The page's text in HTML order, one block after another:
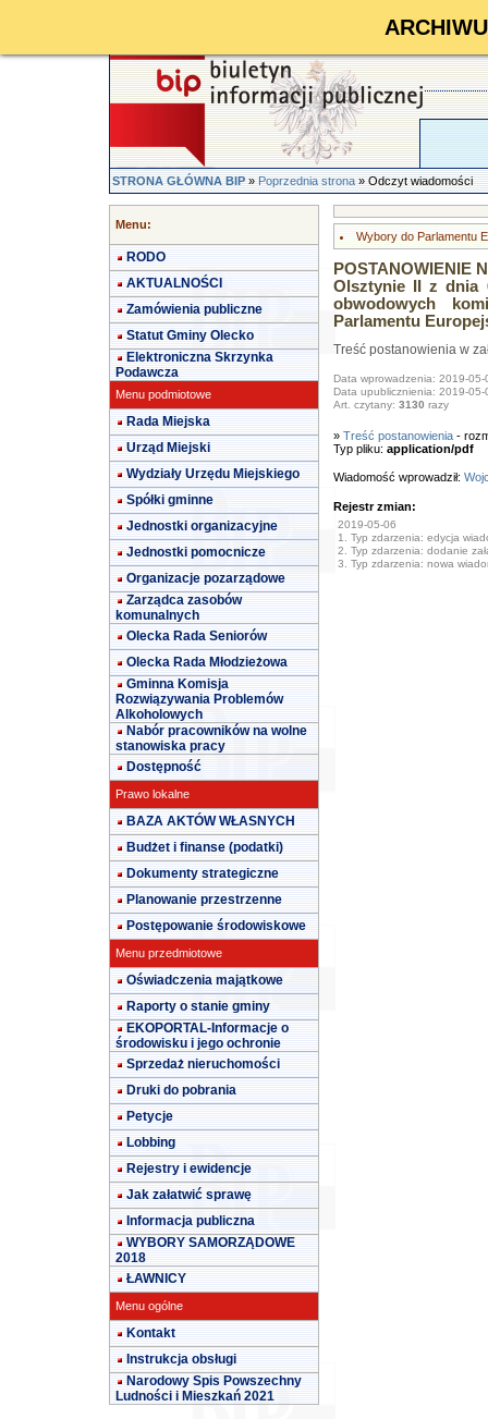
STRONA GŁÓWNA BIP»Poprzednia strona» Odczyt wiadomości
Menu:
RODO
AKTUALNOŚCI
Zamówienia publiczne
Statut Gminy Olecko
Elektroniczna Skrzynka
Podawcza
Menu podmiotowe
Rada Miejska
Urząd Miejski
Wydziały Urzędu Miejskiego
Spółki gminne
Jednostki organizacyjne
Jednostki pomocnicze
Organizacje pozarządowe
Zarządca zasobów
komunalnych
Olecka Rada Seniorów
Olecka Rada Młodzieżowa
Gminna Komisja
Rozwiązywania Problemów
Alkoholowych
Nabór pracowników na wolne
stanowiska pracy
Dostępność
Prawo lokalne
BAZA AKTÓW WŁASNYCH
Budżet i finanse (podatki)
Dokumenty strategiczne
Planowanie przestrzenne
Postępowanie środowiskowe
Menu przedmiotowe
Oświadczenia majątkowe
Raporty o stanie gminy
EKOPORTAL-Informacje o
środowisku i jego ochronie
Sprzedaż nieruchomości
Druki do pobrania
Petycje
Lobbing
Rejestry i ewidencje
Jak załatwić sprawę
Informacja publiczna
WYBORY SAMORZĄDOWE
2018
ŁAWNICY
Menu ogólne
Kontakt
Instrukcja obsługi
Narodowy Spis Powszechny
Ludności i Mieszkań 2021
Wybory do Parlamentu
POSTANOWIENIE
Olsztynie II z dnia
obwodowych
Parlamentu
Treść postanowienia w
Data wprowadzenia: 2019-05-
Data upublicznienia: 2019-05-
Art. czytany: 3130 razy
» Treść postanowienia-
Typ pliku: application/pdf
Wiadomość wprowadził:
Rejestr zmian:
2019-05-06
1. Typ zdarzenia: edycja
2. Typ zdarzenia: dodanie
3. Typ zdarzenia: nowa